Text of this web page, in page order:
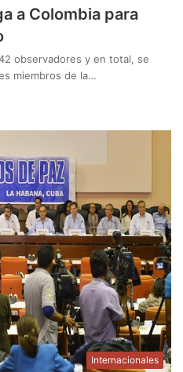
a Colombia para
observadores y en total, se
miembros de la…
Internacionales